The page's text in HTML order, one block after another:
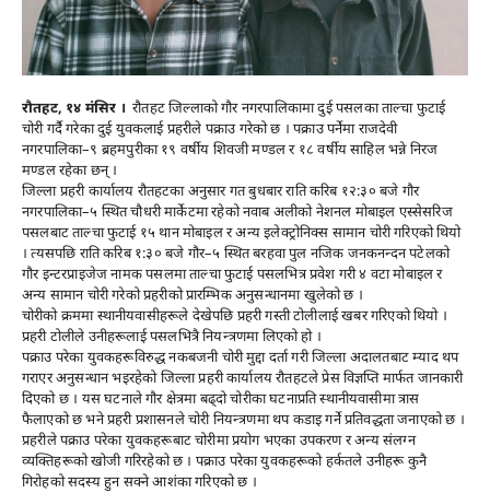
रौतहट, १४ मंसिर । रौतहट जिल्लाको गौर नगरपालिकामा दुई पसलका ताल्चा फुटाई
चोरी गर्दै गरेका दुई युवकलाई प्रहरीले पक्राउ गरेको छ । पक्राउ पर्नेमा राजदेवी
नगरपालिका–९ ब्रहमपुरीका १९ वर्षीय शिवजी मण्डल र १८ वर्षीय साहिल भन्ने निरज
मण्डल रहेका छन् ।
जिल्ला प्रहरी कार्यालय रौतहटका अनुसार गत बुधबार राति करिब १२:३० बजे गौर
नगरपालिका–५ स्थित चौधरी मार्केटमा रहेको नवाब अलीको नेशनल मोबाइल एस्सेसरिज
पसलबाट ताल्चा फुटाई १५ थान मोबाइल र अन्य इलेक्ट्रोनिक्स सामान चोरी गरिएको थियो
। त्यसपछि राति करिब १:३० बजे गौर–५ स्थित बरहवा पुल नजिक जनकनन्दन पटेलको
गौर इन्टरप्राइजेज नामक पसलमा ताल्चा फुटाई पसलभित्र प्रवेश गरी ४ वटा मोबाइल र
अन्य सामान चोरी गरेको प्रहरीको प्रारम्भिक अनुसन्धानमा खुलेको छ ।
चोरीको क्रममा स्थानीयवासीहरूले देखेपछि प्रहरी गस्ती टोलीलाई खबर गरिएको थियो ।
प्रहरी टोलीले उनीहरूलाई पसलभित्रै नियन्त्रणमा लिएको हो ।
पक्राउ परेका युवकहरूविरुद्ध नकबजनी चोरी मुद्दा दर्ता गरी जिल्ला अदालतबाट म्याद थप
गराएर अनुसन्धान भइरहेको जिल्ला प्रहरी कार्यालय रौतहटले प्रेस विज्ञप्ति मार्फत जानकारी
दिएको छ । यस घटनाले गौर क्षेत्रमा बढ्दो चोरीका घटनाप्रति स्थानीयवासीमा त्रास
फैलाएको छ भने प्रहरी प्रशासनले चोरी नियन्त्रणमा थप कडाइ गर्ने प्रतिवद्धता जनाएको छ ।
प्रहरीले पक्राउ परेका युवकहरूबाट चोरीमा प्रयोग भएका उपकरण र अन्य संलग्न
व्यक्तिहरूको खोजी गरिरहेको छ । पक्राउ परेका युवकहरूको हर्कतले उनीहरू कुनै
गिरोहको सदस्य हुन सक्ने आशंका गरिएको छ ।